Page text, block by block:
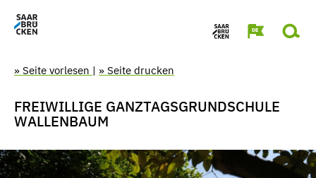
» Seite vorlesen | » Seite drucken
FREIWILLIGE GANZTAGSGRUNDSCHULE
WALLENBAUM